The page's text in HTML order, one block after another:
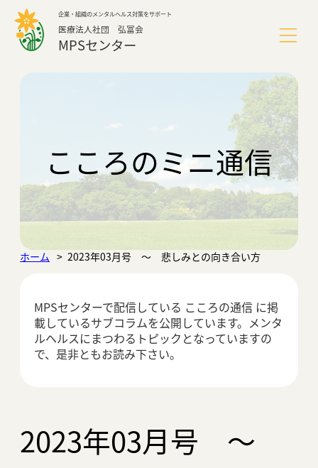
企業・組織のメンタルヘルス対策をサポート
医療法人社団 弘冨会
MPSセンター
導入事例
アクセス
こころのミニ通信
ホーム 2023年03月号 ～ 悲しみとの向き合い方
MPSセンターで配信している こころの通信 に掲
載しているサブコラムを公開しています。メンタ
ルヘルスにまつわるトピックとなっていますの
で、是非ともお読み下さい。
2023年03月号 ～